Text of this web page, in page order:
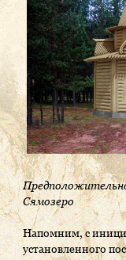
Сямозеро
Напомним, с
установленного